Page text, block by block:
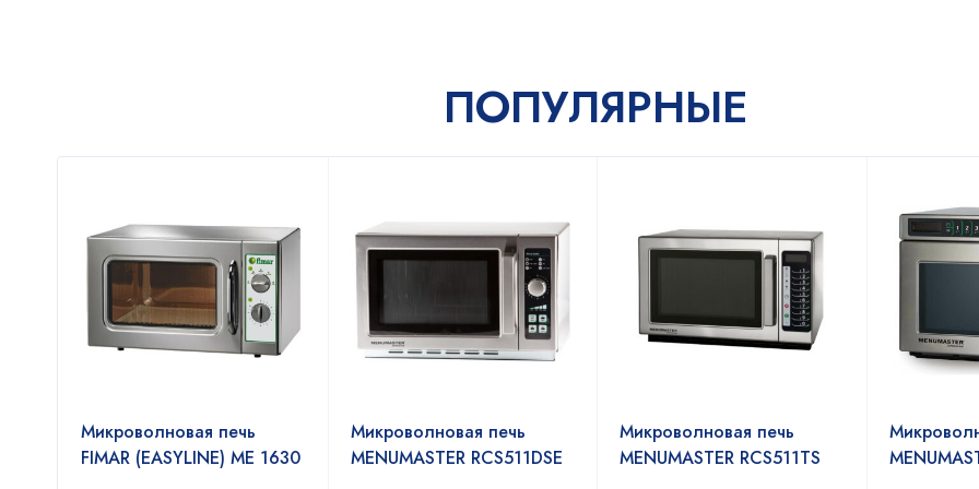
ПОПУЛЯРНЫЕ
Микроволновая печь
FIMAR (EASYLINE) ME 1630
Микроволновая печь
MENUMASTER RCS511DSE
Микроволновая печь
MENUMASTER RCS511TS